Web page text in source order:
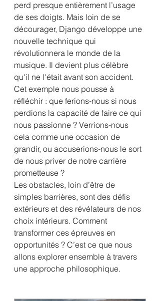
perd presque entièrement l’usage
de ses doigts. Mais loin de se
décourager, Django développe une
nouvelle technique qui
révolutionnera le monde de la
musique. Il devient plus célèbre
qu'il ne l'était avant son accident.
Cet exemple nous pousse à
réfléchir : que ferions-nous si nous
perdions la capacité de faire ce qui
nous passionne ? Verrions-nous
cela comme une occasion de
grandir, ou accuserions-nous le sort
de nous priver de notre carrière
prometteuse ?
Les obstacles, loin d’être de
simples barrières, sont des défis
extérieurs et des révélateurs de nos
choix intérieurs. Comment
transformer ces épreuves en
opportunités ? C’est ce que nous
allons explorer ensemble à travers
une approche philosophique.